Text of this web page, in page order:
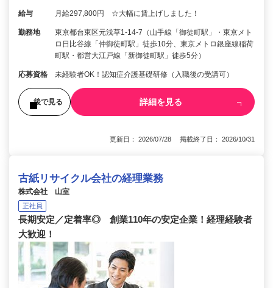
給与 月給297,800円 ☆大幅に賃上げしました！
勤務地
東京都台東区元浅草1-14-7（山手線「御徒町駅」・東京メト
ロ日比谷線「仲御徒町駅」徒歩10分、東京メトロ銀座線稲荷
町駅・都営大江戸線「新御徒町駅」徒歩5分）
応募資格 未経験者OK！認知症介護基礎研修（入職後の受講可）
後で見る 詳細を見る
更新日： 2026/07/28 掲載終了日： 2026/10/31
古紙リサイクル会社の経理業務
株式会社 山室
正社員
長期安定／定着率◎ 創業110年の安定企業！経理経験者
大歓迎！